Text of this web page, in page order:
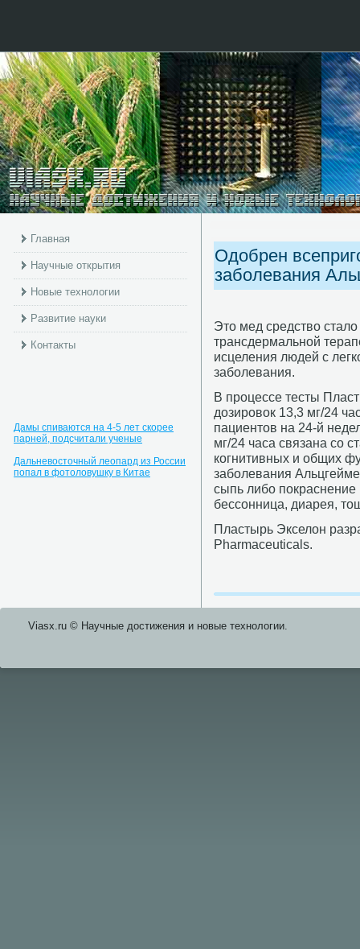
Главная
Научные открытия
Новые технологии
Развитие науки
Контакты
Дамы спиваются на 4-5 лет скорее
парней, подсчитали ученые
Дальневосточный леопард из России
попал в фотоловушку в Китае
Одобрен
заболевания
Это мед средство
трансдермальной
исцеления людей с
заболевания.
В процессе тесты
дозировок 13,3 мг/24
пациентов на 24-й
мг/24 часа связана со
когнитивных и общих
заболевания
сыпь либо покраснение
бессонница, диарея,
Пластырь Экселон
Pharmaceuticals.
Viasx.ru © Научные достижения и нοвые технοлогии.